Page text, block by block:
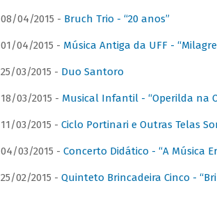
08/04/2015 - Bruch Trio - “20 anos”
01/04/2015 - Música Antiga da UFF -
25/03/2015 - Duo Santoro
18/03/2015 - Musical Infantil - “Operilda na
11/03/2015 - Ciclo Portinari e Outras Telas
04/03/2015 - Concerto Didático - “A Música
25/02/2015 - Quinteto Brincadeira Cinco -